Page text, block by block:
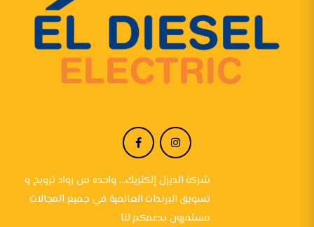
شركة الديزل إلكتريك... واحده من رواد ترويج و
تسويق البرندات العالمية في جميع المجالات
مستمرون بدعمكم لنا